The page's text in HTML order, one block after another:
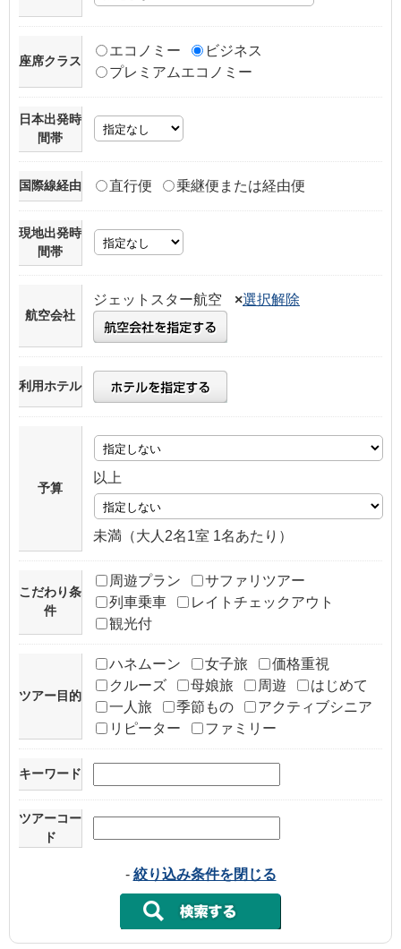
座席クラス
エコノミー
ビジネス
プレミアムエコノミー
日本出発時
間帯
国際線経由 直行便 乗継便または経由便
現地出発時
間帯
航空会社
ジェットスター航空 ×選択解除
利用ホテル
予算
以上
未満（大人2名1室 1名あたり）
こだわり条
件
周遊プラン
サファリツアー
列車乗車
レイトチェックアウト
観光付
ツアー目的
ハネムーン 女子旅
価格重視
クルーズ
母娘旅 周遊
はじめて
一人旅
季節もの
アクティブシニア
リピーター
ファミリー
キーワード
ツアーコー
ド
- 絞り込み条件を閉じる